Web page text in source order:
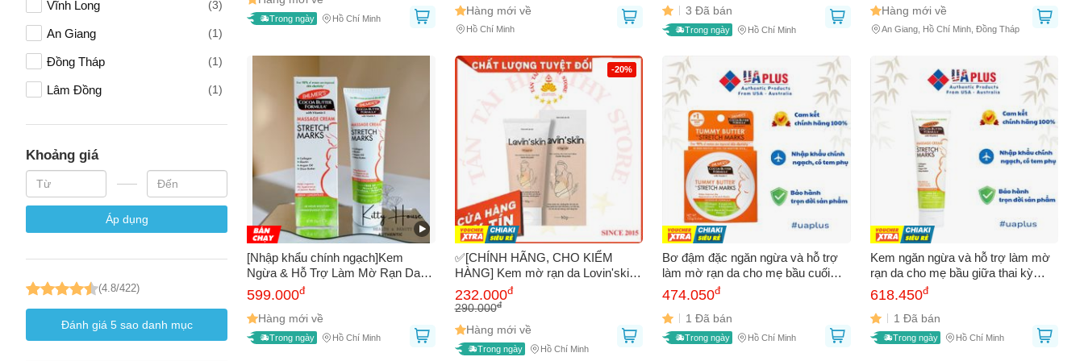
Vĩnh Long (3)
An Giang (1)
Đồng Tháp (1)
Lâm Đồng (1)
Khoảng giá
Áp dụng
(4.8/422)
Đánh giá 5sao danh mục
Trong ngày Hồ Chí Minh
Hàng mới về
Hồ Chí Minh
3 Đã bán
Trong ngày Hồ Chí Minh
Hàng mới về
An Giang, Hồ Chí Minh, Đồng Tháp
[Nhập khẩu chính ngạch]Kem
Ngừa & Hỗ Trợ Làm Mờ Rạn Da
Cho Mẹ Bầu Palmer's Cocoa
Butter Formula Massage Cream
tuýp 125g
599.000đ
Hàng mới về
Trong ngày Hồ Chí Minh
-20%
✅[CHÍNH HÃNG, CHO KIỂM
HÀNG] Kem mờ rạn da Lovin'skin
dưỡng ẩm, giảm rạn da cho phụ nữ
mang thai và sau sinh 50g
232.000đ
290.000đ
Hàng mới về
Trong ngày Hồ Chí Minh
Bơ đậm đặc ngăn ngừa và hỗ trợ
làm mờ rạn da cho mẹ bầu cuối
thai kỳ và sau sinh Palmer's 125g
474.050đ
1 Đã bán
Trong ngày Hồ Chí Minh
Kem ngăn ngừa và hỗ trợ làm mờ
rạn da cho mẹ bầu giữa thai kỳ
Palmer's 125g 623338
618.450đ
1 Đã bán
Trong ngày Hồ Chí Minh